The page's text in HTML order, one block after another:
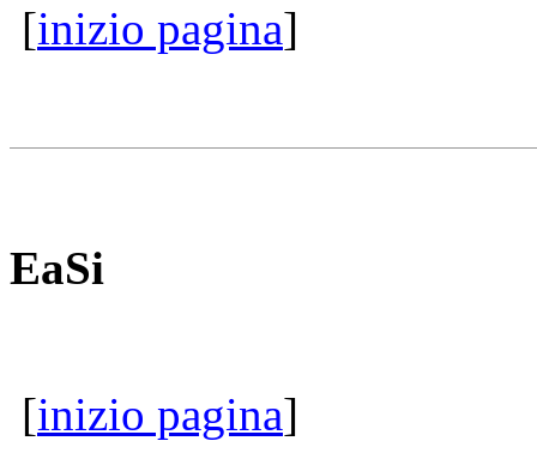
[inizio pagina]
EaSi
[inizio pagina]